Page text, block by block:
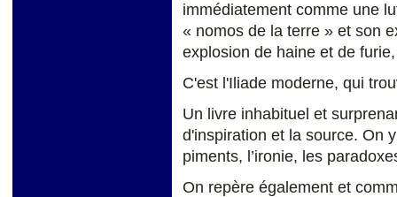
immédiatement comme une
« nomos de la terre » et son
explosion de haine et de
C'est l'Iliade moderne, qui
Un livre inhabituel et
d'inspiration et la source. On
piments, l’ironie, les
On repère également et